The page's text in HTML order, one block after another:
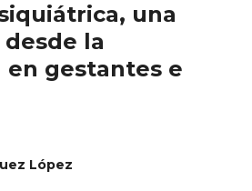
una
la
gestantes e
López